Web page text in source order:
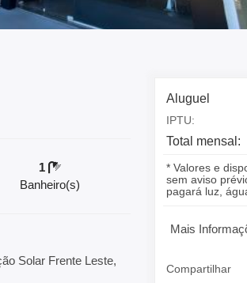
1
Banheiro(s)
Solar Frente Leste,
Aluguel
IPTU:
Total mensal:
* Valores e
sem aviso
pagará luz,
Mais
Compartilhar